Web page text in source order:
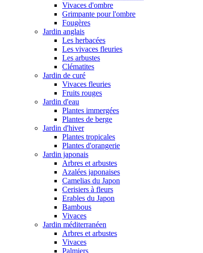
Vivaces d'ombre
Grimpante pour l'ombre
Fougères
Jardin anglais
Les herbacées
Les vivaces fleuries
Les arbustes
Clématites
Jardin de curé
Vivaces fleuries
Fruits rouges
Jardin d'eau
Plantes immergées
Plantes de berge
Jardin d'hiver
Plantes tropicales
Plantes d'orangerie
Jardin japonais
Arbres et arbustes
Azalées japonaises
Camelias du Japon
Cerisiers à fleurs
Erables du Japon
Bambous
Vivaces
Jardin méditerranéen
Arbres et arbustes
Vivaces
Palmiers